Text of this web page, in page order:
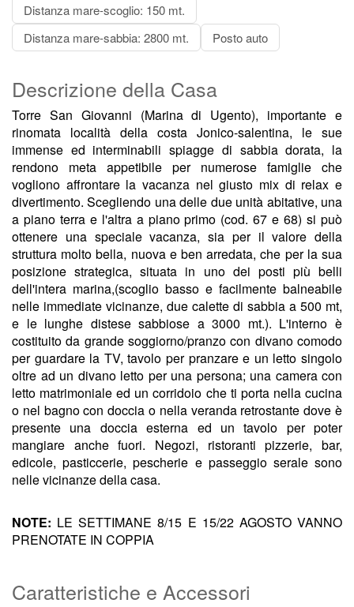
Distanza mare-scoglio: 150 mt.
Distanza mare-sabbia: 2800 mt.
Posto auto
Descrizione della Casa
Torre San Giovanni (Marina di Ugento), importante e
rinomata località della costa Jonico-salentina, le sue
immense ed interminabili spiagge di sabbia dorata, la
rendono meta appetibile per numerose famiglie che
vogliono affrontare la vacanza nel giusto mix di relax e
divertimento. Scegliendo una delle due unità abitative, una
a piano terra e l'altra a piano primo (cod. 67 e 68) si può
ottenere una speciale vacanza, sia per il valore della
struttura molto bella, nuova e ben arredata, che per la sua
posizione strategica, situata in uno dei posti più belli
dell'intera marina,(scoglio basso e facilmente balneabile
nelle immediate vicinanze, due calette di sabbia a 500 mt,
e le lunghe distese sabbiose a 3000 mt.). L'interno è
costituito da grande soggiorno/pranzo con divano comodo
per guardare la TV, tavolo per pranzare e un letto singolo
oltre ad un divano letto per una persona; una camera con
letto matrimoniale ed un corridoio che ti porta nella cucina
o nel bagno con doccia o nella veranda retrostante dove è
presente una doccia esterna ed un tavolo per poter
mangiare anche fuori. Negozi, ristoranti pizzerie, bar,
edicole, pasticcerie, pescherie e passeggio serale sono
nelle vicinanze della casa.
NOTE: LE SETTIMANE 8/15 E 15/22 AGOSTO VANNO
PRENOTATE IN COPPIA
Caratteristiche e Accessori